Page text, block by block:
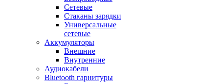
Сетевые
Стаканы зарядки
Универсальные
сетевые
Аккумуляторы
Внешние
Внутренние
Аудиокабели
Bluetooth гарнитуры